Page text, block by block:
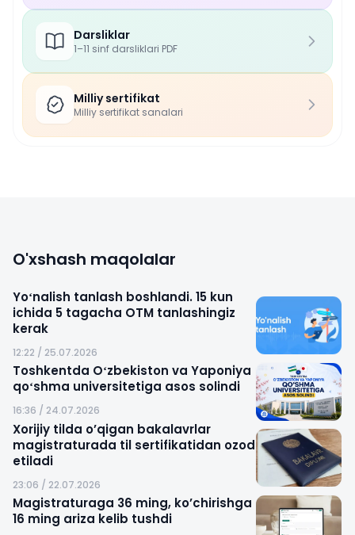
Darsliklar
1–11 sinf darsliklari PDF
Milliy sertifikat
Milliy sertifikat sanalari
O'xshash maqolalar
Yoʻnalish tanlash boshlandi. 15 kun
ichida 5 tagacha OTM tanlashingiz
kerak
12:22 / 25.07.2026
Toshkentda Oʻzbekiston va Yaponiya
qoʻshma universitetiga asos solindi
16:36 / 24.07.2026
Xorijiy tilda o’qigan bakalavrlar
magistraturada til sertifikatidan ozod
etiladi
23:06 / 22.07.2026
Magistraturaga 36 ming, ko’chirishga
16 ming ariza kelib tushdi